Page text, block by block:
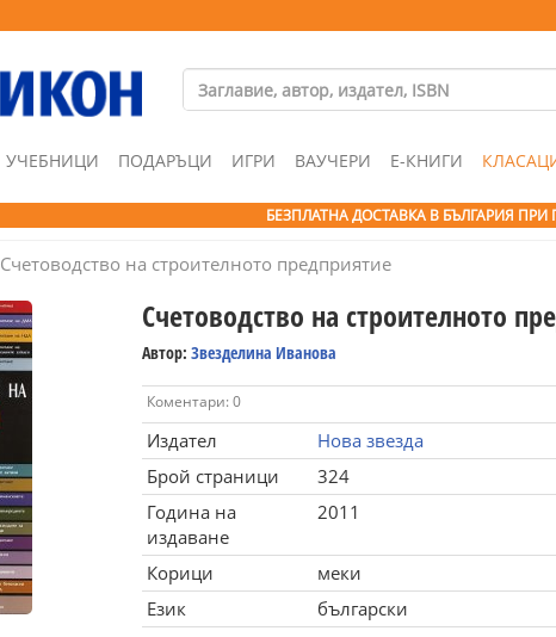
УЧЕБНИЦИ ПОДАРЪЦИ ИГРИ ВАУЧЕРИ Е-КНИГИ
БЕЗПЛАТНА ДОСТАВКА В БЪЛГАРИЯ ПРИ
Счетоводство на строителното предприятие
Счетоводство на строителното
Автор: Звезделина Иванова
Коментари: 0
Издател
Нова звезда
Брой страници
324
Година на
издаване
2011
Корици
меки
Език
български